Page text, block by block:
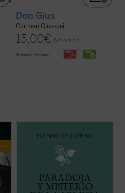
Don Gius
Carmen Giussani
15,00€ IVA incluido
disponible en ebook:
cristianos en la sociedad contemporánea?
Henri de Lubac reunidos en el presente
volumen. Frente a una crisis que sacude las
raíces espirituales de Europa, el ...